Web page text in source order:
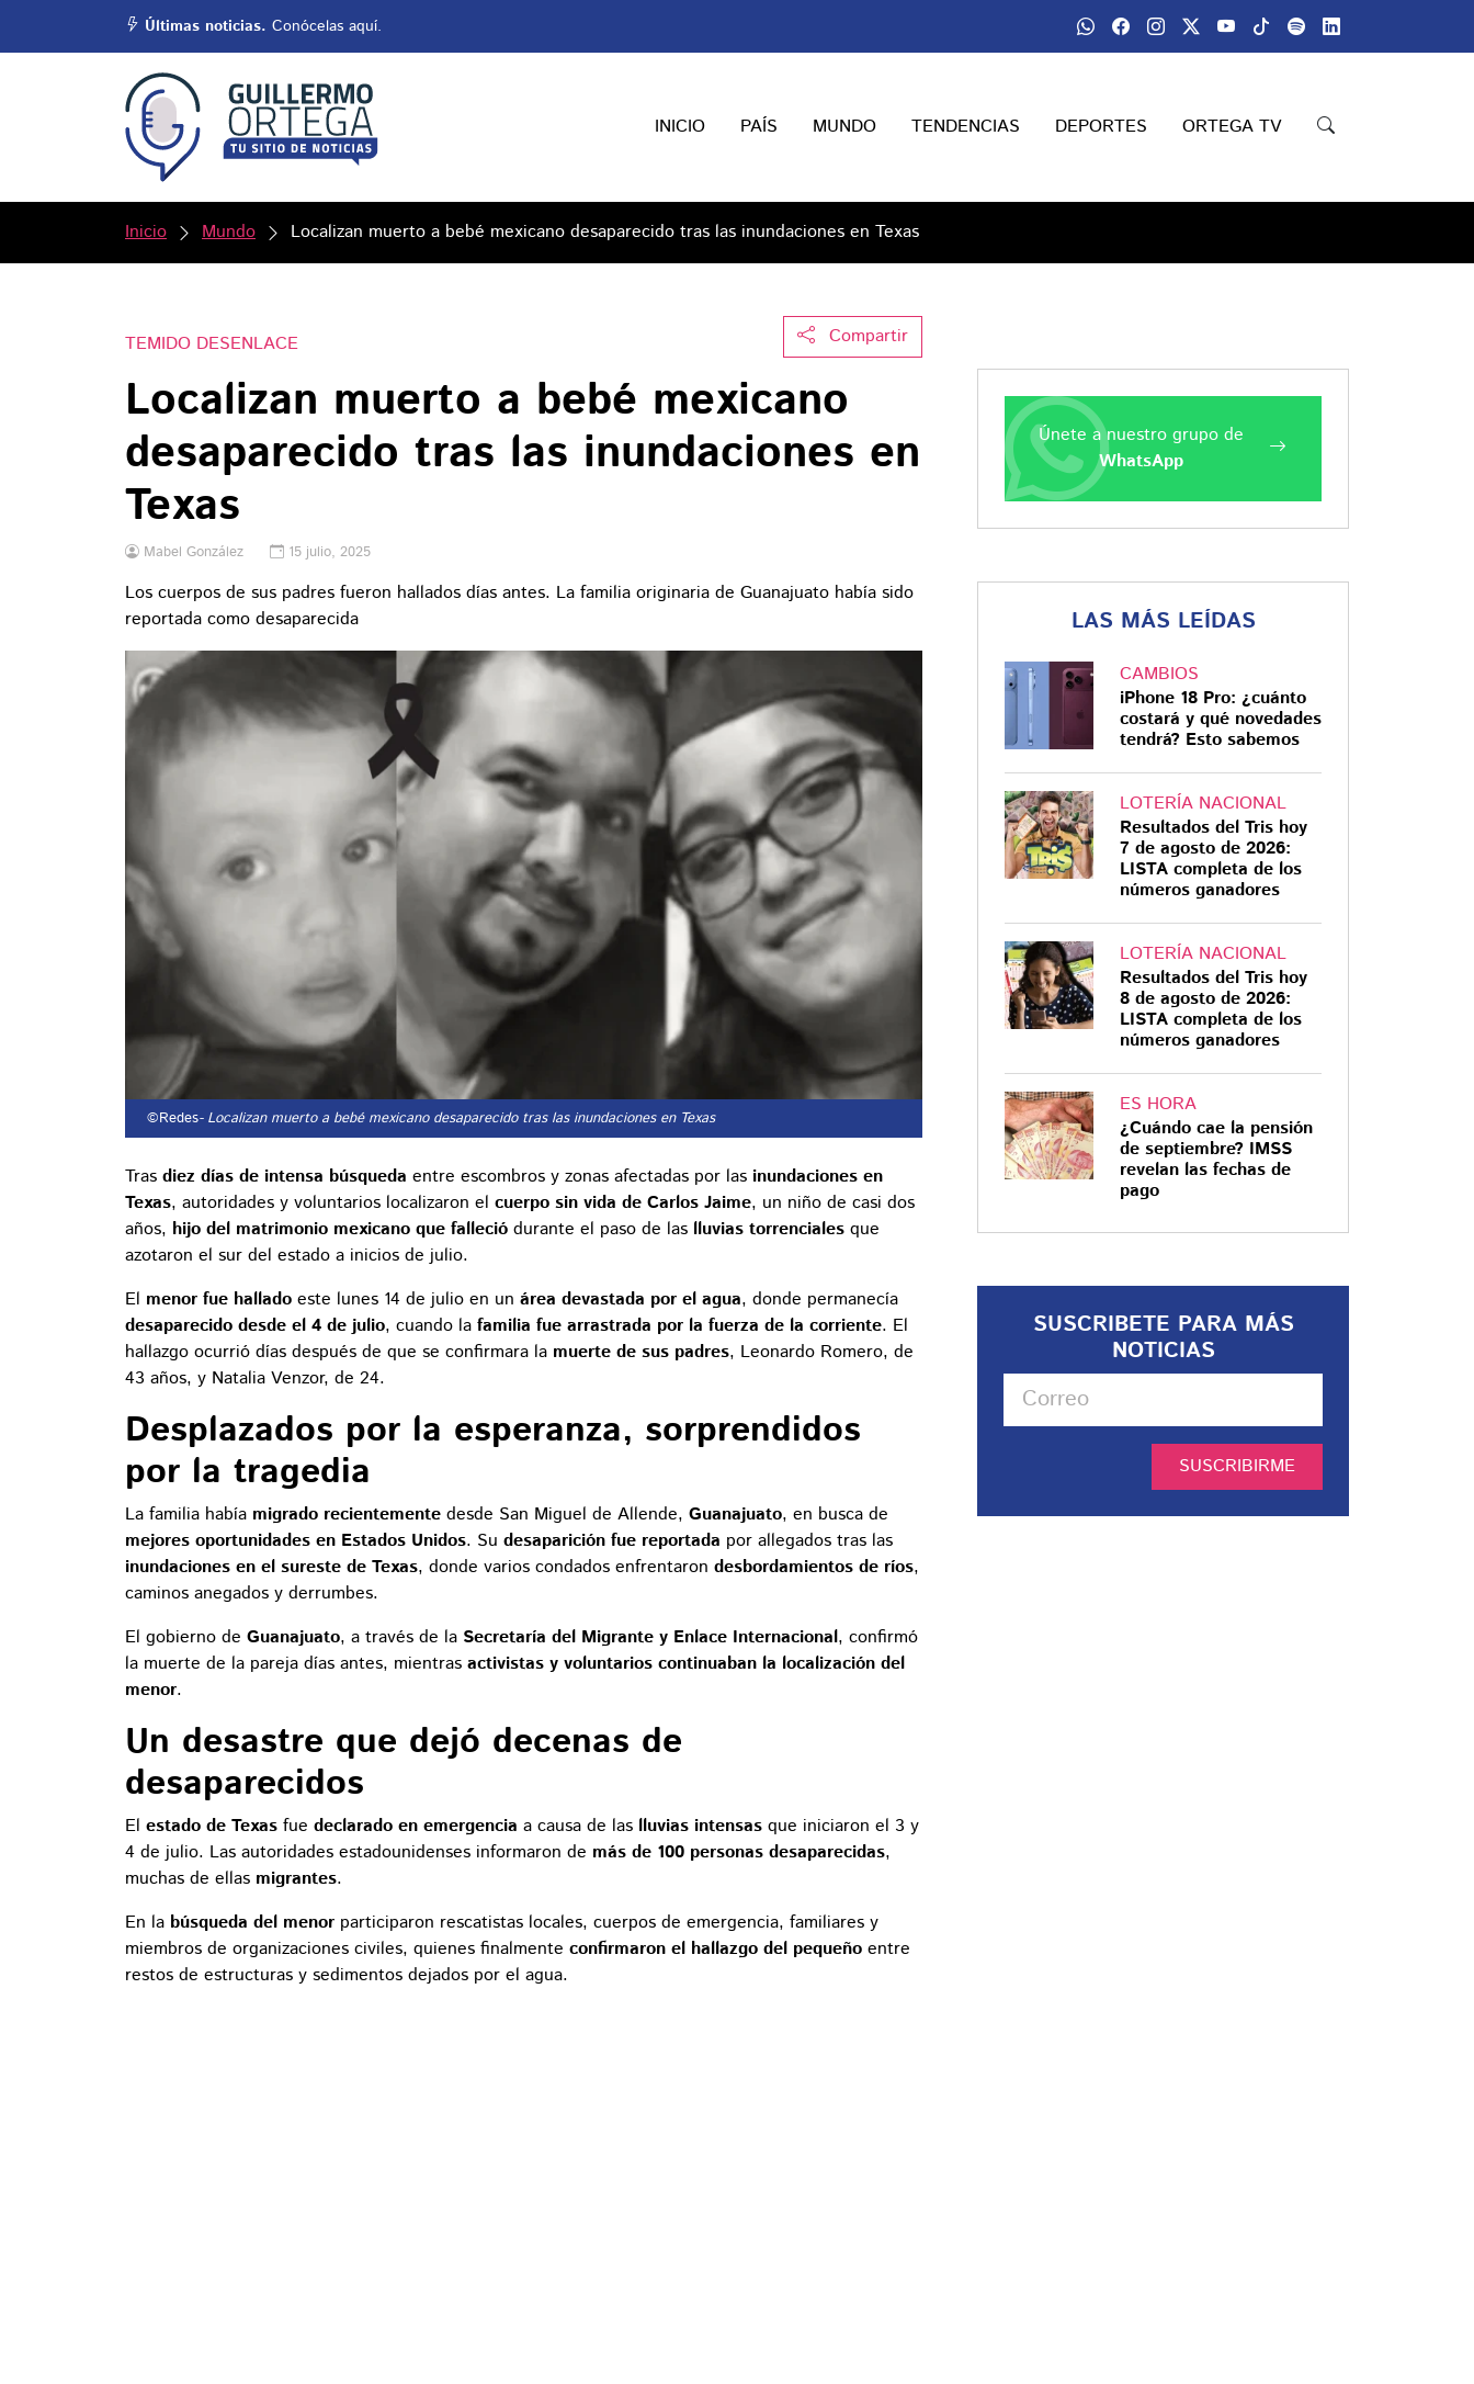
Últimas noticias. Conócelas aquí.
INICIO PAÍS MUNDO TENDENCIAS DEPORTES ORTEGA TV
Inicio Mundo Localizan muerto a bebé mexicano desaparecido tras las inundaciones en Texas
Compartir
TEMIDO DESENLACE
Localizan muerto a bebé mexicano
desaparecido tras las inundaciones en
Texas
Mabel González 15 julio, 2025
Los cuerpos de sus padres fueron hallados días antes. La familia originaria de Guanajuato había sido
reportada como desaparecida
©Redes- Localizan muerto a bebé mexicano desaparecido tras las inundaciones en Texas
Tras diez días de intensa búsqueda entre escombros y zonas afectadas por las inundaciones en
Texas, autoridades y voluntarios localizaron el cuerpo sin vida de Carlos Jaime, un niño de casi dos
años, hijo del matrimonio mexicano que falleció durante el paso de las lluvias torrenciales que
azotaron el sur del estado a inicios de julio.
El menor fue hallado este lunes 14 de julio en un área devastada por el agua, donde permanecía
desaparecido desde el 4 de julio, cuando la familia fue arrastrada por la fuerza de la corriente. El
hallazgo ocurrió días después de que se confirmara la muerte de sus padres, Leonardo Romero, de
43 años, y Natalia Venzor, de 24.
Desplazados por la esperanza, sorprendidos
por la tragedia
La familia había migrado recientemente desde San Miguel de Allende, Guanajuato, en busca de
mejores oportunidades en Estados Unidos. Su desaparición fue reportada por allegados tras las
inundaciones en el sureste de Texas, donde varios condados enfrentaron desbordamientos de ríos,
caminos anegados y derrumbes.
El gobierno de Guanajuato, a través de la Secretaría del Migrante y Enlace Internacional, confirmó
la muerte de la pareja días antes, mientras activistas y voluntarios continuaban la localización del
menor.
Un desastre que dejó decenas de
desaparecidos
El estado de Texas fue declarado en emergencia a causa de las lluvias intensas que iniciaron el 3 y
4 de julio. Las autoridades estadounidenses informaron de más de 100 personas desaparecidas,
muchas de ellas migrantes.
En la búsqueda del menor participaron rescatistas locales, cuerpos de emergencia, familiares y
miembros de organizaciones civiles, quienes finalmente confirmaron el hallazgo del pequeño entre
restos de estructuras y sedimentos dejados por el agua.
Únete a nuestro grupo de
WhatsApp
LAS MÁS LEÍDAS
CAMBIOS
iPhone 18 Pro: ¿cuánto
costará y qué novedades
tendrá? Esto sabemos
LOTERÍA NACIONAL
Resultados del Tris hoy
7 de agosto de 2026:
LISTA completa de los
números ganadores
LOTERÍA NACIONAL
Resultados del Tris hoy
8 de agosto de 2026:
LISTA completa de los
números ganadores
ES HORA
¿Cuándo cae la pensión
de septiembre? IMSS
revelan las fechas de
pago
SUSCRIBETE PARA MÁS
NOTICIAS
SUSCRIBIRME